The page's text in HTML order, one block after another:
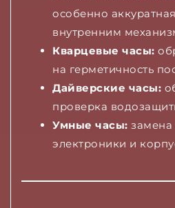
особенно
внутренним
Кварцевые часы:
на герметичность
Дайверские часы:
проверка
Умные часы: замена
электроники и